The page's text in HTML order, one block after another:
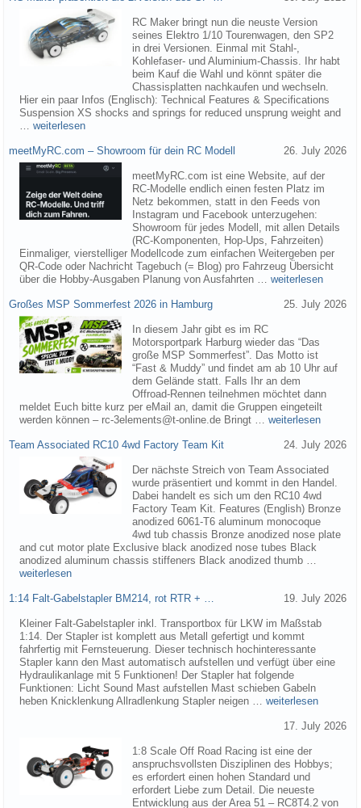
RC Maker bringt nun die neuste Version
seines Elektro 1/10 Tourenwagen, den SP2
in drei Versionen. Einmal mit Stahl-,
Kohlefaser- und Aluminium-Chassis. Ihr habt
beim Kauf die Wahl und könnt später die
Chassisplatten nachkaufen und wechseln.
Hier ein paar Infos (Englisch): Technical Features & Specifications
Suspension XS shocks and springs for reduced unsprung weight and
weiterlesen
meetMyRC.com – Showroom für dein RC Modell 26. July 2026
meetMyRC.com ist eine Website, auf der
RC-Modelle endlich einen festen Platz im
Netz bekommen, statt in den Feeds von
Instagram und Facebook unterzugehen:
Showroom für jedes Modell, mit allen Details
(RC-Komponenten, Hop-Ups, Fahrzeiten)
Einmaliger, vierstelliger Modellcode zum einfachen Weitergeben per
QR-Code oder Nachricht Tagebuch (= Blog) pro Fahrzeug Übersicht
über die Hobby-Ausgaben Planung von Ausfahrten … weiterlesen
Großes MSP Sommerfest 2026 in Hamburg 25. July 2026
In diesem Jahr gibt es im RC
Motorsportpark Harburg wieder das “Das
große MSP Sommerfest”. Das Motto ist
“Fast & Muddy” und findet am ab 10 Uhr auf
dem Gelände statt. Falls Ihr an dem
Offroad-Rennen teilnehmen möchtet dann
meldet Euch bitte kurz per eMail an, damit die Gruppen eingeteilt
werden können – rc-3elements@t-online.de Bringt … weiterlesen
Team Associated RC10 4wd Factory Team Kit 24. July 2026
Der nächste Streich von Team Associated
wurde präsentiert und kommt in den Handel.
Dabei handelt es sich um den RC10 4wd
Factory Team Kit. Features (English) Bronze
anodized 6061-T6 aluminum monocoque
4wd tub chassis Bronze anodized nose plate
and cut motor plate Exclusive black anodized nose tubes Black
anodized aluminum chassis stiffeners Black anodized thumb …
weiterlesen
1:14 Falt-Gabelstapler BM214, rot RTR + … 19. July 2026
Kleiner Falt-Gabelstapler inkl. Transportbox für LKW im Maßstab
1:14. Der Stapler ist komplett aus Metall gefertigt und kommt
fahrfertig mit Fernsteuerung. Dieser technisch hochinteressante
Stapler kann den Mast automatisch aufstellen und verfügt über eine
Hydraulikanlage mit 5 Funktionen! Der Stapler hat folgende
Funktionen: Licht Sound Mast aufstellen Mast schieben Gabeln
heben Knicklenkung Allradlenkung Stapler neigen … weiterlesen
17. July 2026
1:8 Scale Off Road Racing ist eine der
anspruchsvollsten Disziplinen des Hobbys;
es erfordert einen hohen Standard und
erfordert Liebe zum Detail. Die neueste
Entwicklung aus der Area 51 – RC8T4.2 von